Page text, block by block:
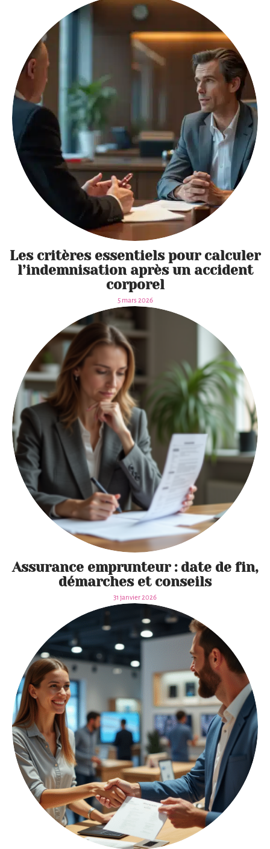
Les critères essentiels pour calculer
l’indemnisation après un accident
corporel
5 mars 2026
Assurance emprunteur : date de fin,
démarches et conseils
31 janvier 2026